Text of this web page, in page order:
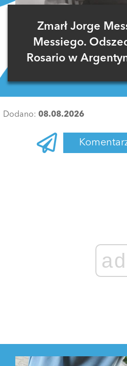
Zmarł Jorge
Messiego.
Rosario w
Dodano: 08.08.2026
ad